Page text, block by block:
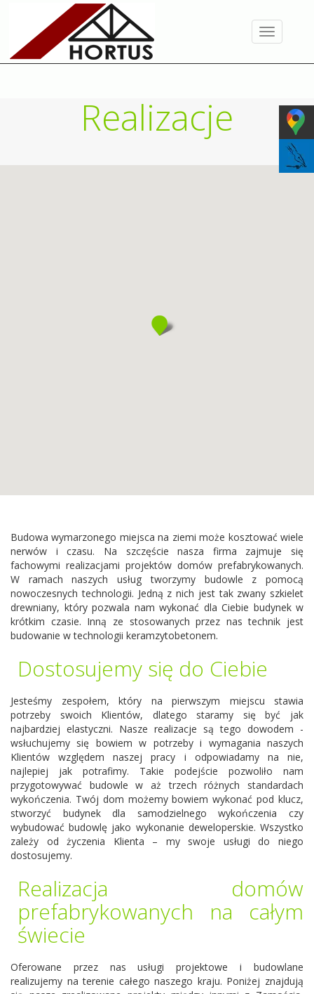
Toggle
navigation
Realizacje
Budowa wymarzonego miejsca na ziemi może kosztować wiele
nerwów i czasu. Na szczęście nasza firma zajmuje się
fachowymi realizacjami projektów domów prefabrykowanych.
W ramach naszych usług tworzymy budowle z pomocą
nowoczesnych technologii. Jedną z nich jest tak zwany szkielet
drewniany, który pozwala nam wykonać dla Ciebie budynek w
krótkim czasie. Inną ze stosowanych przez nas technik jest
budowanie w technologii keramzytobetonem.
Dostosujemy się do Ciebie
Jesteśmy zespołem, który na pierwszym miejscu stawia
potrzeby swoich Klientów, dlatego staramy się być jak
najbardziej elastyczni. Nasze realizacje są tego dowodem -
wsłuchujemy się bowiem w potrzeby i wymagania naszych
Klientów względem naszej pracy i odpowiadamy na nie,
najlepiej jak potrafimy. Takie podejście pozwoliło nam
przygotowywać budowle w aż trzech różnych standardach
wykończenia. Twój dom możemy bowiem wykonać pod klucz,
stworzyć budynek dla samodzielnego wykończenia czy
wybudować budowlę jako wykonanie deweloperskie. Wszystko
zależy od życzenia Klienta – my swoje usługi do niego
dostosujemy.
Realizacja domów
prefabrykowanych na całym
świecie
Oferowane przez nas usługi projektowe i budowlane
realizujemy na terenie całego naszego kraju. Poniżej znajdują